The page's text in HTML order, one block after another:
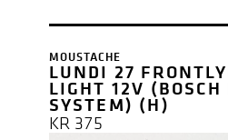
MOUSTACHE
LUNDI 27
LIGHT 12V
SYSTEM) (H)
KR375